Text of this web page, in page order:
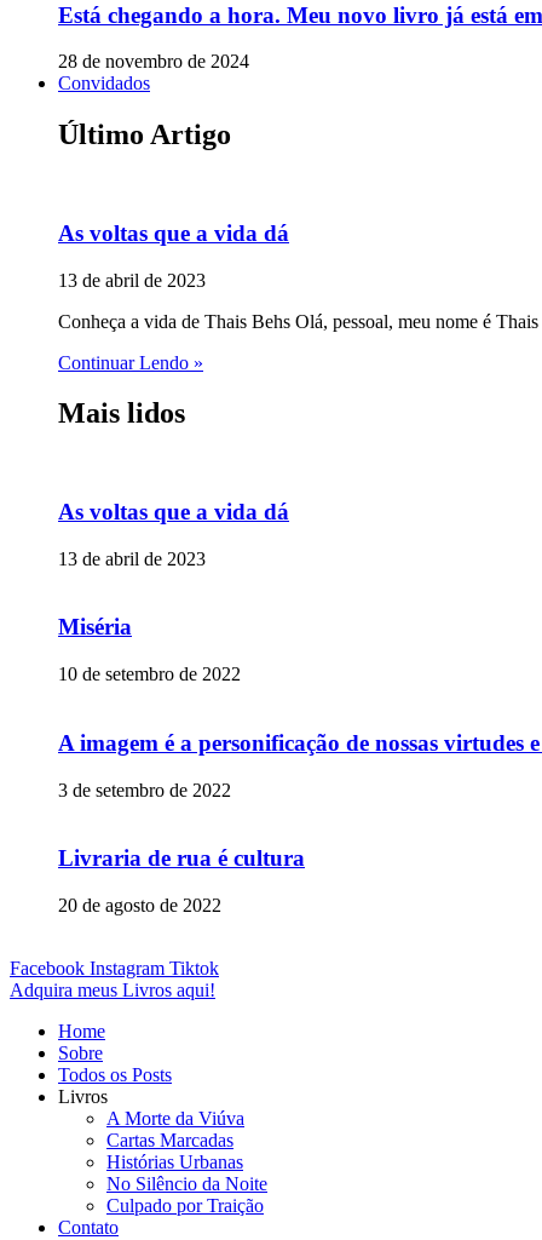
Está chegando a hora. Meu novo livro já está
28 de novembro de 2024
Convidados
Último Artigo
As voltas que a vida dá
13 de abril de 2023
Conheça a vida de Thais Behs Olá, pessoal, meu nome é
Continuar Lendo »
Mais lidos
As voltas que a vida dá
13 de abril de 2023
Miséria
10 de setembro de 2022
A imagem é a personificação de nossas virtudes
3 de setembro de 2022
Livraria de rua é cultura
20 de agosto de 2022
Facebook Instagram Tiktok
Adquira meus Livros aqui!
Home
Sobre
Todos os Posts
Livros
A Morte da Viúva
Cartas Marcadas
Histórias Urbanas
No Silêncio da Noite
Culpado por Traição
Contato